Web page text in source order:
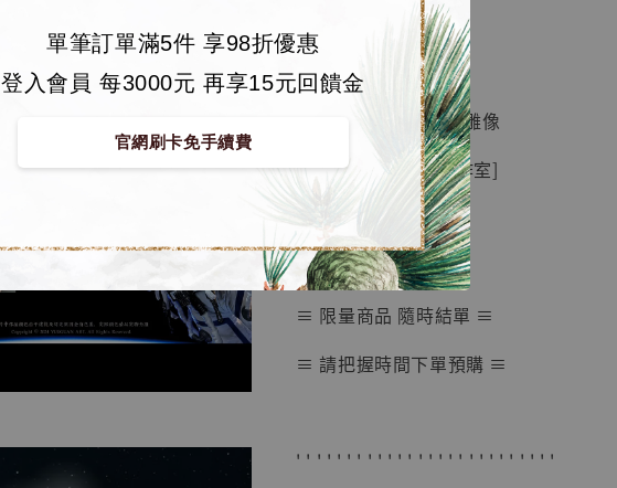
單筆訂單滿5件 享98折優惠
登入會員 每3000元 再享15元回饋金
官網刷卡免手續費
【店內現貨】七龍珠
系列蒐藏雕像 悟空
鳥山明紀念款 [奇蹟
工作室]
NT$ 4,280
NT$ 5,580
-
加入購物車
🏝【無人島玩具】
■ 航天系列 GK 蒐藏雕像
➤ 《飛天》 [月關工作室]
≡ 官方授權商品 ≡
≡ 限量商品 隨時結單 ≡
≡ 請把握時間下單預購 ≡
' ' ' ' ' ' ' ' ' ' ' ' ' ' ' ' ' ' ' ' ' ' ' ' ' '